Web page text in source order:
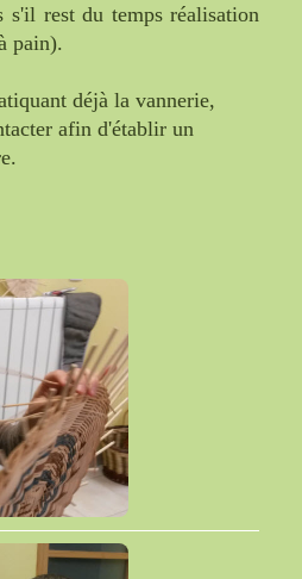
s'il rest du temps réalisation
pain).
déjà la vannerie,
afin d'établir un